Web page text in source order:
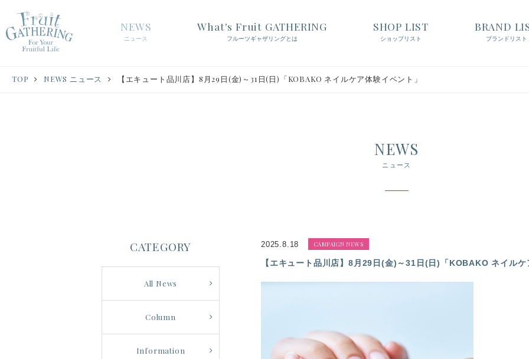
NEWS
ニュース
What's Fruit GATHERING
フルーツギャザリングとは
SHOP LIST
ショップリスト
BRAND
ブランドリスト
TOP NEWS ニュース 【エキュート品川店】8月29日(金)～31日(日)「KOBAKO ネイルケア体験イベント」
NEWS
ニュース
2025.8.18 CAMPAIGN NEWS
【エキュート品川店】8月29日(金)～31日(日)「KOBAKO ネイルケ
CATEGORY
All News
Column
Information